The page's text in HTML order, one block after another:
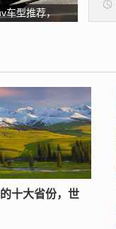
车型推荐，
十大省份，世
第一是100多